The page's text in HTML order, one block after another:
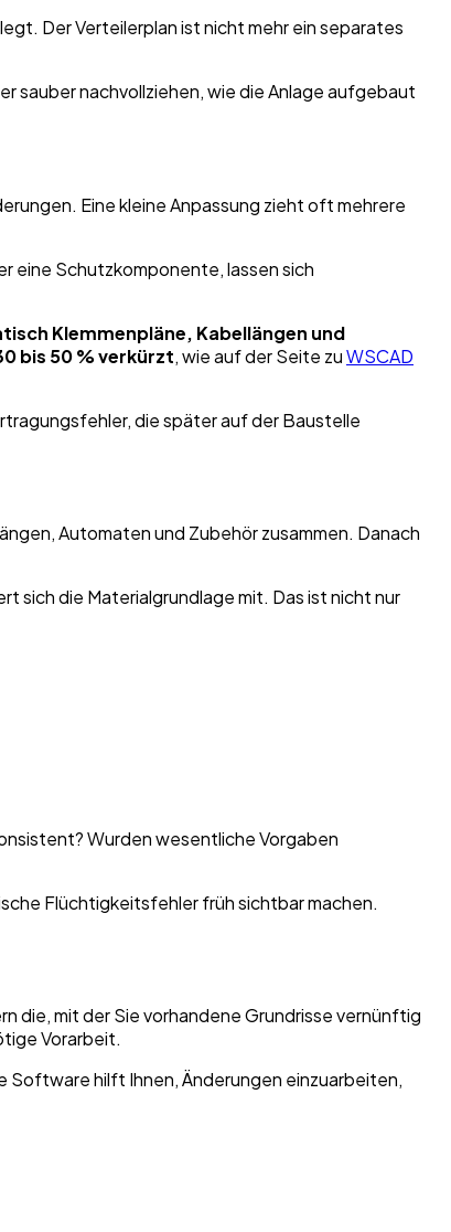
Der Verteilerplan ist nicht mehr ein separates
sauber nachvollziehen, wie die Anlage aufgebaut
Eine kleine Anpassung zieht oft mehrere
eine Schutzkomponente, lassen sich
Klemmenpläne, Kabellängen und
bis 50 % verkürzt, wie auf der Seite zuWSCAD
die später auf der Baustelle
Automaten und Zubehör zusammen. Danach
sich die Materialgrundlage mit. Das ist nicht nur
Wurden wesentliche Vorgaben
Flüchtigkeitsfehler früh sichtbar machen.
die, mit der Sie vorhandene Grundrisse vernünftig
Vorarbeit.
hilft Ihnen, Änderungen einzuarbeiten,